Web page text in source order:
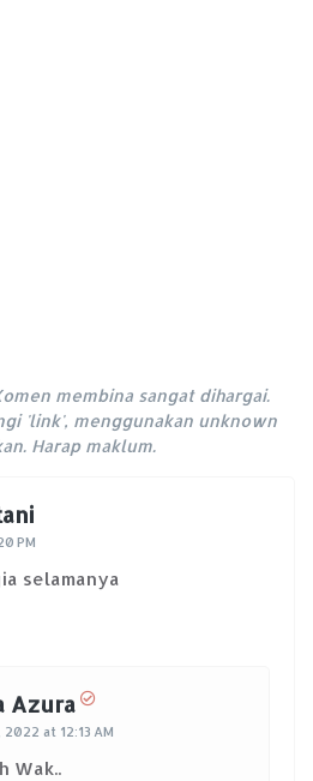
membina sangat dihargai.
'link', menggunakan unknown
Harap maklum.
PM
selamanya
Azura
2022 at 12:13 AM
Wak..